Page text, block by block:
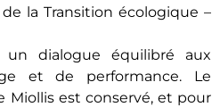
la Transition écologique –
dialogue équilibré aux
et de performance. Le
est conservé, et pour